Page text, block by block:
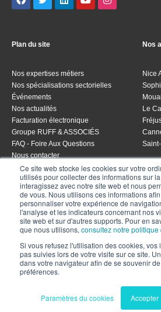
Ce site web stocke les cookies sur votre
utilisés pour collecter des informations sur
interagissez avec notre site web et nous
de vous. Nous utilisons ces informations
personnaliser votre expérience de
l'analyse et les indicateurs concernant nos
site web et sur d'autres supports. Pour en
que nous utilisons, consultez notre
Si vous refusez l'utilisation des cookies, vos
pas suivies lors de votre visite sur ce site.
dans votre navigateur afin de se souvenir
préférences.
Paramètres du cookies Accepter
Plan du site
Nos expertises métiers
Nos spécialisations sectorielles
Événements
Nos actualités
Facturation électronique
Groupe RUFF & ASSOCIÉS
FAQ - Foire Aux Questions
Nous contacter
Nos
Nice
Le
Vos accès clients
Espace RH
Mon expert en gestion
Espace Candidat
© Copyright 2000-2020 Ruff & Associes.
légales|Politique de